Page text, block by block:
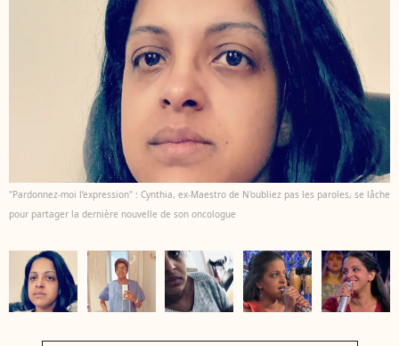
"Pardonnez-moi l’expression" : Cynthia, ex-Maestro de N'oubliez pas les paroles, se lâche
pour partager la dernière nouvelle de son oncologue